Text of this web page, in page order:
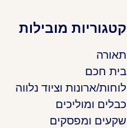
קטגוריות מובילות
תאורה
בית חכם
לוחות/ארונות וציוד נלווה
כבלים ומוליכים
שקעים ומפסקים